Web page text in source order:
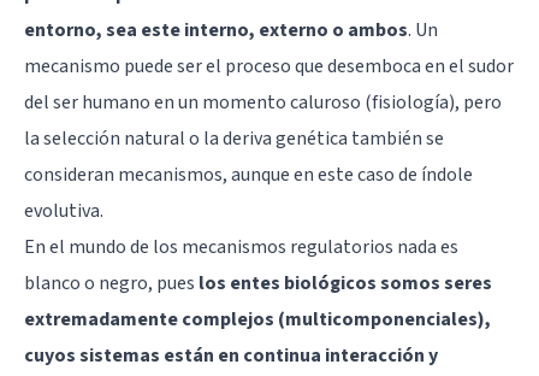
entorno, sea este interno, externo o ambos. Un
mecanismo puede ser el proceso que desemboca en el sudor
del ser humano en un momento caluroso (fisiología), pero
la selección natural o la deriva genética también se
consideran mecanismos, aunque en este caso de índole
evolutiva.
En el mundo de los mecanismos regulatorios nada es
blanco o negro, pues los entes biológicos somos seres
extremadamente complejos (multicomponenciales),
cuyos sistemas están en continua interacción y